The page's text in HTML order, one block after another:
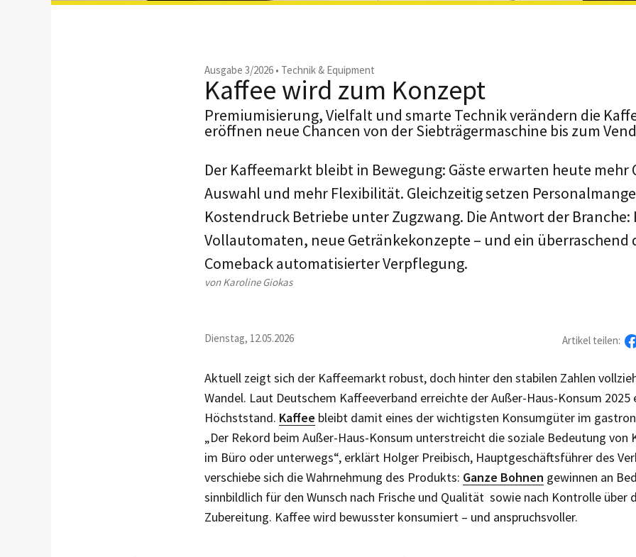
Ausgabe 3/2026 • Technik & Equipment
Kaffee wird zum Konzept
Premiumisierung, Vielfalt und smarte Technik verändern die
eröffnen neue Chancen von der Siebträgermaschine bis zum
Der Kaffeemarkt bleibt in Bewegung: Gäste erwarten heute
Auswahl und mehr Flexibilität. Gleichzeitig setzen
Kostendruck Betriebe unter Zugzwang. Die Antwort der Branche:
Vollautomaten, neue Getränkekonzepte – und ein überraschend
Comeback automatisierter Verpflegung.
von Karoline Giokas
Dienstag, 12.05.2026 Artikel teilen:
Aktuell zeigt sich der Kaffeemarkt robust, doch hinter den stabilen Zahlen
Wandel. Laut Deutschem Kaffeeverband erreichte der Außer-Haus-Konsum 2025
Höchststand. Kaffee bleibt damit eines der wichtigsten Konsumgüter im
„Der Rekord beim Außer-Haus-Konsum unterstreicht die soziale Bedeutung von
im Büro oder unterwegs“, erklärt Holger Preibisch, Hauptgeschäftsführer des
verschiebe sich die Wahrnehmung des Produkts: Ganze Bohnen gewinnen an
sinnbildlich für den Wunsch nach Frische und Qualität sowie nach Kontrolle über
Zubereitung. Kaffee wird bewusster konsumiert – und anspruchsvoller.